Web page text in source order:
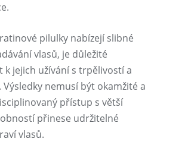
pilulky nabízejí slibné
vlasů, je důležité
k jejich užívání s trpělivostí a
Výsledky nemusí být okamžité a
přístup s větší
přinese udržitelné
vlasů.